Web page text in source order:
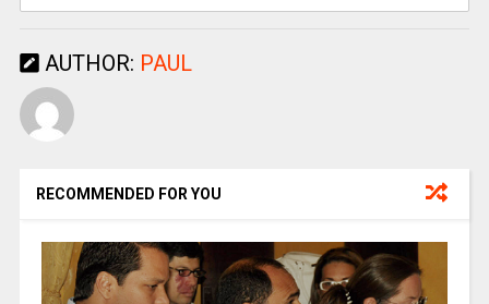
AUTHOR: PAUL
RECOMMENDED FOR YOU